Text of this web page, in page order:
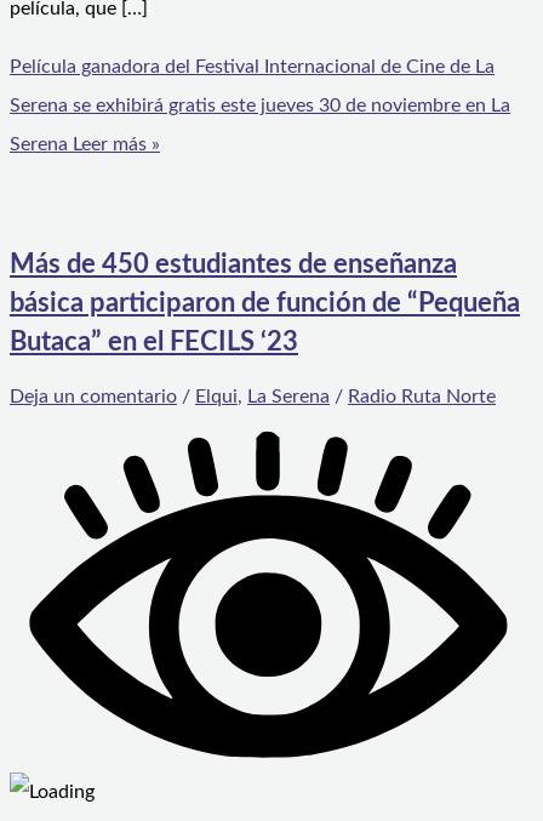
película, que […]
Película ganadora del Festival Internacional de Cine de La
Serena se exhibirá gratis este jueves 30 de noviembre en La
Serena Leer más »
Más de 450 estudiantes de enseñanza
básica participaron de función de “Pequeña
Butaca” en el FECILS ‘23
Deja un comentario / Elqui, La Serena / Radio Ruta Norte